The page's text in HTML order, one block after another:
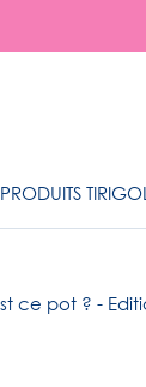
PRODUITS